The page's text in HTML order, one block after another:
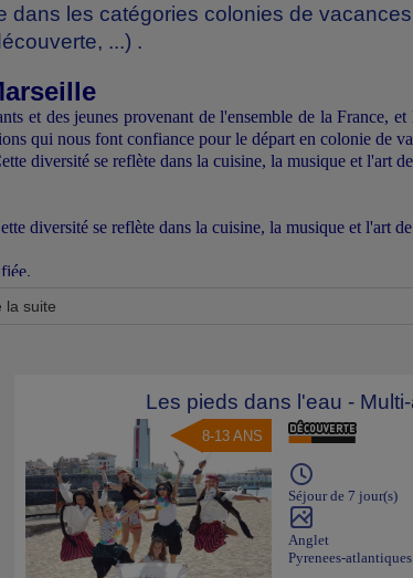
dans les catégories colonies de vacances
...) .
et des jeunes provenant de l'ensemble de la France,
qui nous font confiance pour le départ en colonie de
diversité se reflète dans la cuisine, la musique et l'art
diversité se reflète dans la cuisine, la musique et l'art
de Marseille, cliquer directement sur le bouton suivant :
de France.L'extérieur de la gare est remarquable pour
et il abrite une horloge monumentale.
Elle est desservie par des trains à grande vitesse,
à l'heure est le meilleur moyen de rendre le départ
la suite
Les pieds dans l'eau -
8-13 ANS
Séjour de 7 jour(s)
Anglet
Pyrenees-